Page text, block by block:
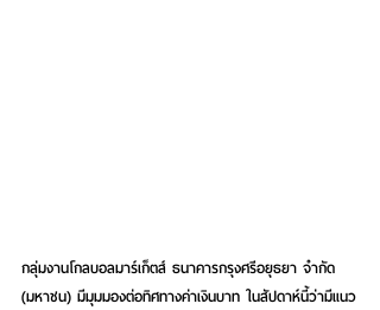
กลุ่มงานโกลบอลมาร์เก็ตส์ ธนาคารกรุงศรีอยุธยา จำกัด
(มหาชน) มีมุมมองต่อทิศทางค่าเงินบาท ในสัปดาห์นี้ว่ามีแนว